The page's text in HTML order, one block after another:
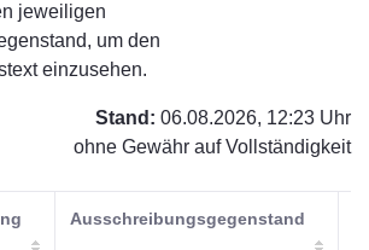
jeweiligen
um den
einzusehen.
Stand: 06.08.2026, 12:23 Uhr
ohne Gewähr auf Vollständigkeit
Ausschreibungsgegenstand